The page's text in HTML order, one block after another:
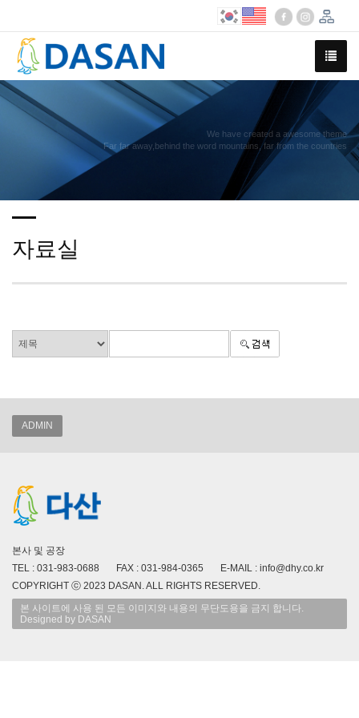
We have created a awesome theme
Far far away,behind the word mountains, far from the countries
자료실
ADMIN
본사 및 공장
TEL : 031-983-0688 FAX : 031-984-0365 E-MAIL : info@dhy.co.kr
COPYRIGHT ⓒ 2023 DASAN. ALL RIGHTS RESERVED.
본 사이트에 사용 된 모든 이미지와 내용의 무단도용을 금지 합니다.
Designed by DASAN